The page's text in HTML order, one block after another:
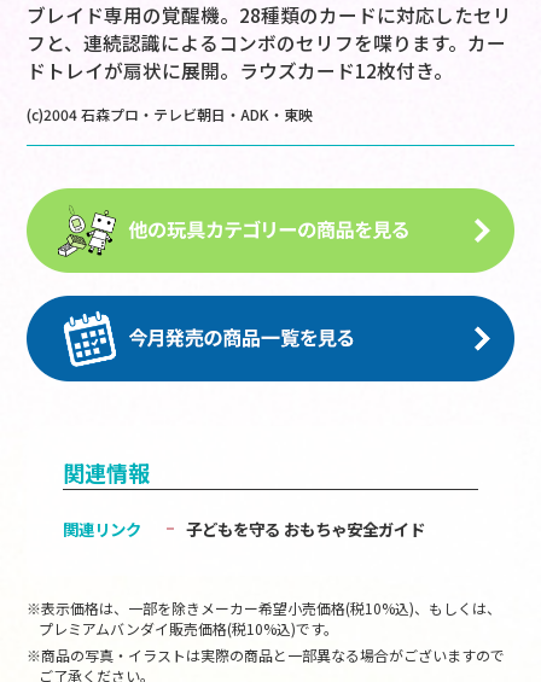
ブレイド専用の覚醒機。28種類のカードに対応したセリ
フと、連続認識によるコンボのセリフを喋ります。カー
ドトレイが扇状に展開。ラウズカード12枚付き。
(c)2004 石森プロ・テレビ朝日・ADK・東映
関連情報
関連リンク 子どもを守る おもちゃ安全ガイド
※表示価格は、一部を除きメーカー希望小売価格(税10%込)、もしくは、
プレミアムバンダイ販売価格(税10%込)です。
※商品の写真・イラストは実際の商品と一部異なる場合がございますので
ご了承ください。